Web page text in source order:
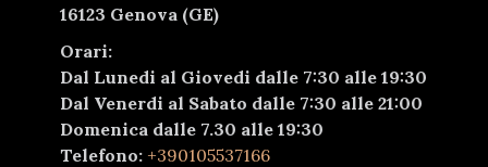
16123 Genova (GE)
Orari:
Dal Lunedi al Giovedi dalle 7:30 alle 19:30
Dal Venerdi al Sabato dalle 7:30 alle 21:00
Domenica dalle 7.30 alle 19:30
Telefono: +390105537166